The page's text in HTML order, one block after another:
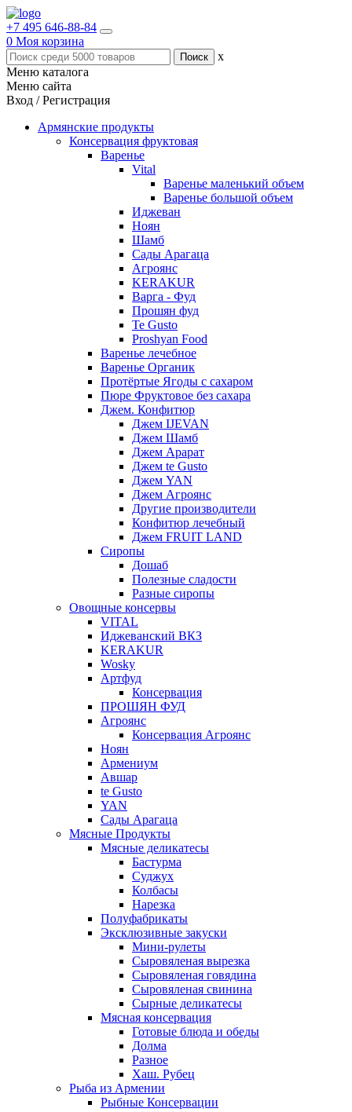
+7 495 646-88-84
0 Моя корзина
x
Меню каталога
Меню сайта
Вход / Регистрация
Армянские продукты
Консервация фруктовая
Варенье
Vital
Варенье маленький объем
Варенье большой объем
Иджеван
Ноян
Шамб
Сады Арагаца
Агроянс
KERAKUR
Варга - Фуд
Прошян фуд
Te Gusto
Proshyan Food
Варенье лечебное
Варенье Органик
Протёртые Ягоды с сахаром
Пюре Фруктовое без сахара
Джем. Конфитюр
Джем IJEVAN
Джем Шамб
Джем Арарат
Джем te Gusto
Джем YAN
Джем Агроянс
Другие производители
Конфитюр лечебный
Джем FRUIT LAND
Сиропы
Дошаб
Полезные сладости
Разные сиропы
Овощные консервы
VITAL
Иджеванский ВКЗ
KERAKUR
Wosky
Артфуд
Консервация
ПРОШЯН ФУД
Агроянс
Консервация Агроянс
Ноян
Армениум
Авшар
te Gusto
YAN
Сады Арагаца
Мясные Продукты
Мясные деликатесы
Бастурма
Суджух
Колбасы
Нарезка
Полуфабрикаты
Эксклюзивные закуски
Мини-рулеты
Сыровяленая вырезка
Сыровяленая говядина
Сыровяленая свинина
Сырные деликатесы
Мясная консервация
Готовые блюда и обеды
Долма
Разное
Хаш. Рубец
Рыба из Армении
Рыбные Консервации